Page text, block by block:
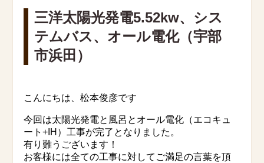
三洋太陽光発電5.52kw、シス
テムバス、オール電化（宇部
市浜田）
こんにちは、松本俊彦です
今回は太陽光発電と風呂とオール電化（エコキュ
ート+IH）工事が完了となりました。
有り難うございます！
お客様には全ての工事に対してご満足の言葉を頂